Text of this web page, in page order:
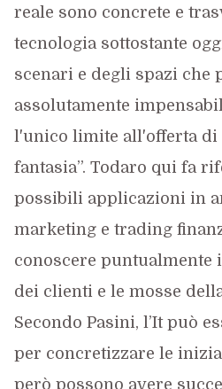
reale sono concrete e
tecnologia sottostante
scenari e degli spazi che
assolutamente
l'unico limite all'offerta di
fantasia”. Todaro qui fa
possibili applicazioni in
marketing e trading
conoscere puntualmente
dei clienti e le mosse
Secondo Pasini, l’It può
per concretizzare le
però possono avere